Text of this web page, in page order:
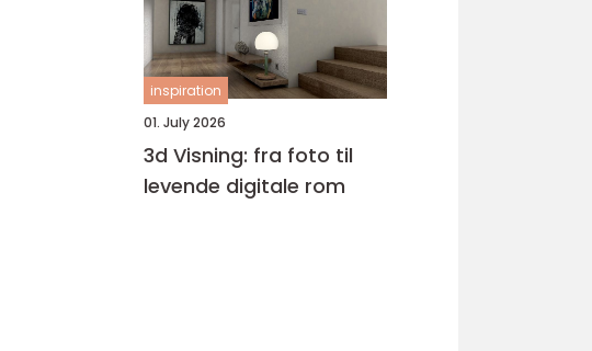
inspiration
01. July 2026
3d Visning: fra foto til
levende digitale rom